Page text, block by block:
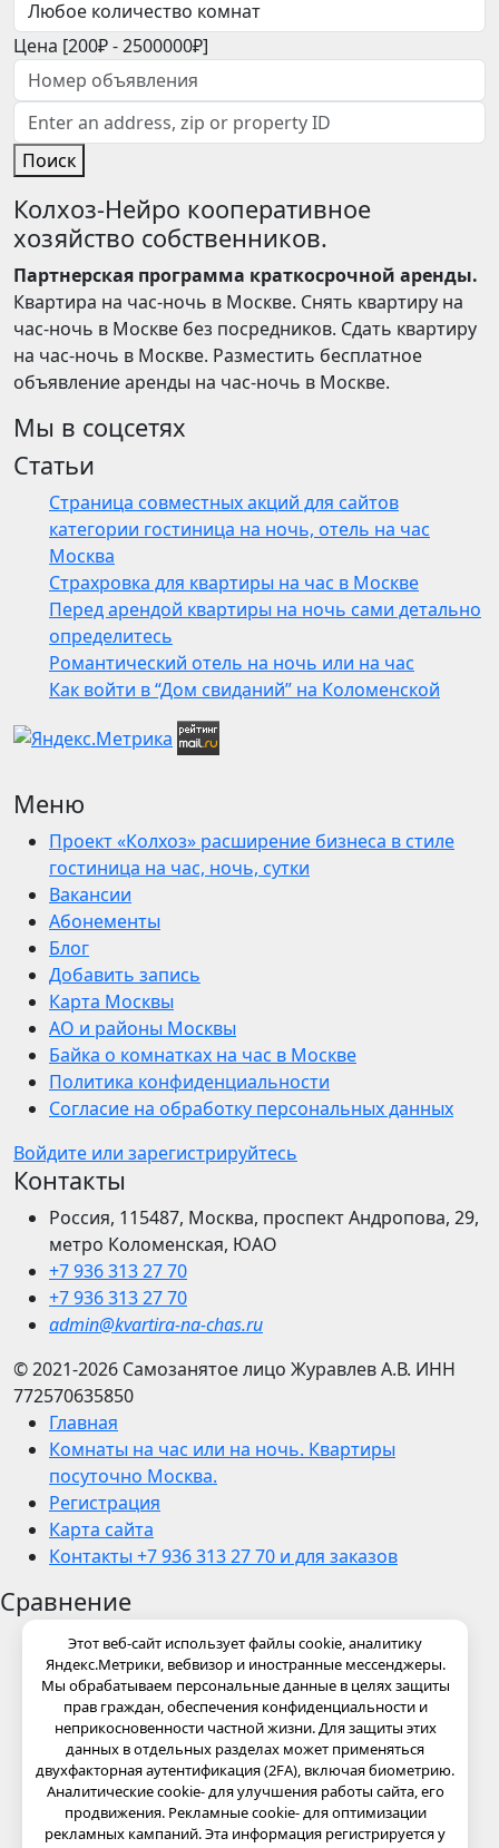
Цена [200₽-2500000₽]
Поиск
Колхоз-Нейро кооперативное
хозяйство собственников.
Партнерская программа краткосрочной аренды.
Квартира на час-ночь в Москве. Снять квартиру на
час-ночь в Москве без посредников. Сдать квартиру
на час-ночь в Москве. Разместить бесплатное
объявление аренды на час-ночь в Москве.
Мы в соцсетях
Статьи
Страница совместных акций для сайтов
категории гостиница на ночь, отель на час
Москва
Страхровка для квартиры на час в Москве
Перед арендой квартиры на ночь сами детально
определитесь
Романтический отель на ночь или на час
Как войти в “Дом свиданий” на Коломенской
Меню
Проект «Колхоз» расширение бизнеса в стиле
гостиница на час, ночь, сутки
Вакансии
Абонементы
Блог
Добавить запись
Карта Москвы
АО и районы Москвы
Байка о комнатках на час в Москве
Политика конфиденциальности
Согласие на обработку персональных данных
Войдите или зарегистрируйтесь
Контакты
Россия, 115487, Москва, проспект Андропова, 29,
метро Коломенская, ЮАО
+7 936 313 27 70
+7 936 313 27 70
admin@kvartira-na-chas.ru
© 2021-2026 Самозанятое лицо Журавлев А.В. ИНН
772570635850
Главная
Комнаты на час или на ночь. Квартиры
посуточно Москва.
Регистрация
Карта сайта
Контакты +7 936 313 27 70 и для заказов
Сравнение
Этот веб-сайт использует файлы cookie, аналитику
Яндекс.Метрики, вебвизор и иностранные мессенджеры.
Мы обрабатываем персональные данные в целях защиты
прав граждан, обеспечения конфиденциальности и
неприкосновенности частной жизни. Для защиты этих
данных в отдельных разделах может применяться
двухфакторная аутентификация (2FA), включая биометрию.
Аналитические cookie- для улучшения работы сайта, его
продвижения. Рекламные cookie- для оптимизации
рекламных кампаний. Эта информация регистрируется у